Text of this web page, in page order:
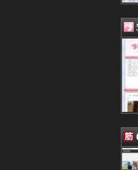
08/
08/
08/
08/
08/
08/
08/
08/
08/